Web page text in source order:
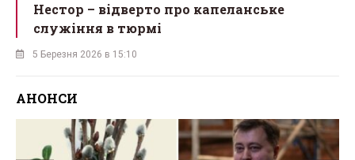
Нестор – відверто про капеланське
служіння в тюрмі
5 Березня 2026 в 15:10
АНОНСИ